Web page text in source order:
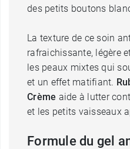
des petits boutons
La texture de ce soin
rafraichissante, légère
les peaux mixtes qui
et un effet matifiant.
Crème aide à lutter
et les petits vaisseaux
Formule du gel